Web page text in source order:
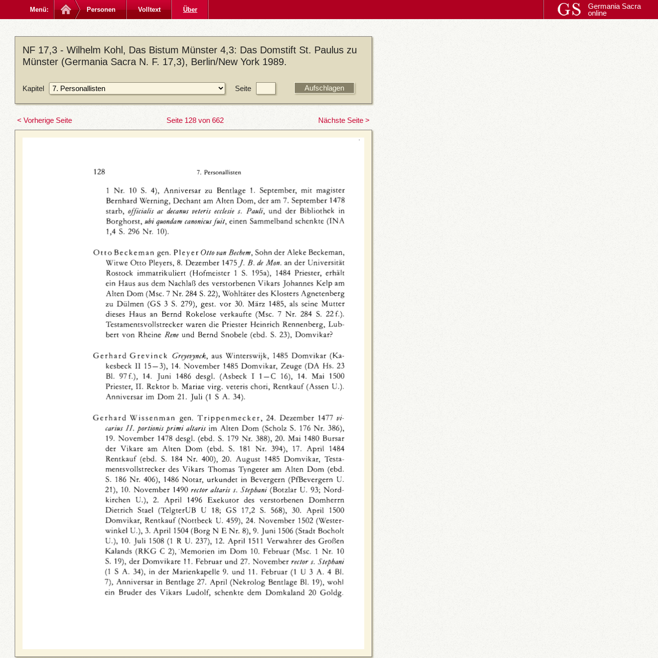
Menü: Personen Volltext Über
Germania Sacra
online
NF 17,3 - Wilhelm Kohl, Das Bistum Münster 4,3: Das Domstift St. Paulus zu
Münster (Germania Sacra N. F. 17,3), Berlin/New York 1989.
Kapitel Seite
< Vorherige Seite Seite 128 von 662 Nächste Seite >